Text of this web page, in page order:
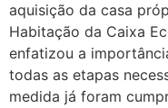
aquisição da casa
Habitação da Caixa
enfatizou a
todas as etapas
medida já foram